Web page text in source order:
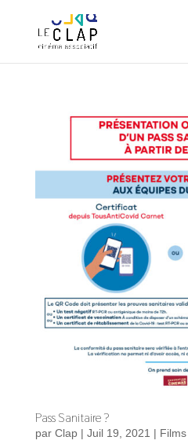
Pass Sanitaire ?
par Clap| Juil 19, 2021 | Films